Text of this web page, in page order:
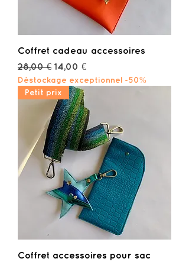
Coffret cadeau accessoires
Prix original
28,00 € Prix promotionnel
14,00 €
Déstockage exceptionnel -50%
Petit prix
Coffret accessoires pour sac